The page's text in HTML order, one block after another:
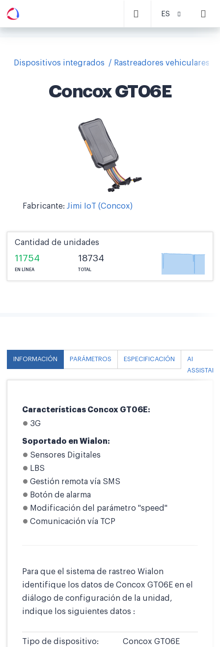
ES
Dispositivos integrados Rastreadores vehiculares
Concox GT06E
Fabricante: Jimi IoT (Concox)
Cantidad de unidades
11754
EN LÍNEA
18734
TOTAL
INFORMACIÓN PARÁMETROS ESPECIFICACIÓN
AI
ASSISTANT
Características Concox GT06E:
3G
Soportado en Wialon:
Sensores Digitales
LBS
Gestión remota vía SMS
Botón de alarma
Modificación del parámetro "speed"
Comunicación vía TCP
Para que el sistema de rastreo Wialon
identifique los datos de Concox GT06E en el
diálogo de configuración de la unidad,
indique los siguientes datos :
Tipo de dispositivo: Concox GT06E